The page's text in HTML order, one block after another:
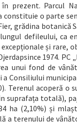
prezent. Parcul
constituie o parte
grădina botanică
defileului, ca
și rare,
1974. PC
unui fond de
a Consiliului
Terenul acoperă o
suprafața totală),
ha (2,10%) și
a terenului de